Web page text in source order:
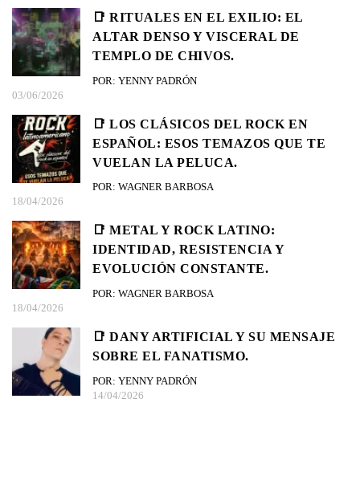
📑 RITUALES EN EL EXILIO: EL
ALTAR DENSO Y VISCERAL DE
TEMPLO DE CHIVOS.
POR: YENNY PADRÓN
03/06/2026
📑 LOS CLÁSICOS DEL ROCK EN
ESPAÑOL: ESOS TEMAZOS QUE TE
VUELAN LA PELUCA.
POR: WAGNER BARBOSA
18/04/2026
📑 METAL Y ROCK LATINO:
IDENTIDAD, RESISTENCIA Y
EVOLUCIÓN CONSTANTE.
POR: WAGNER BARBOSA
18/04/2026
📑 DANY ARTIFICIAL Y SU MENSAJE
SOBRE EL FANATISMO.
POR: YENNY PADRÓN
14/04/2026